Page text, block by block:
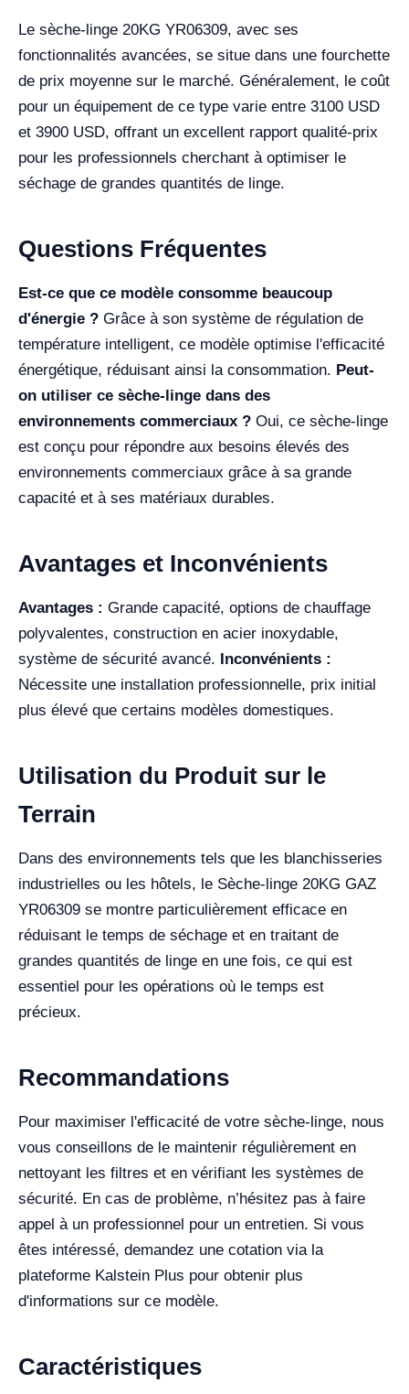
Le sèche-linge 20KG YR06309, avec ses
fonctionnalités avancées, se situe dans une fourchette
de prix moyenne sur le marché. Généralement, le coût
pour un équipement de ce type varie entre 3100 USD
et 3900 USD, offrant un excellent rapport qualité-prix
pour les professionnels cherchant à optimiser le
séchage de grandes quantités de linge.
Questions Fréquentes
Est-ce que ce modèle consomme beaucoup
d'énergie ? Grâce à son système de régulation de
température intelligent, ce modèle optimise l'efficacité
énergétique, réduisant ainsi la consommation. Peut-
on utiliser ce sèche-linge dans des
environnements commerciaux ? Oui, ce sèche-linge
est conçu pour répondre aux besoins élevés des
environnements commerciaux grâce à sa grande
capacité et à ses matériaux durables.
Avantages et Inconvénients
Avantages : Grande capacité, options de chauffage
polyvalentes, construction en acier inoxydable,
système de sécurité avancé. Inconvénients :
Nécessite une installation professionnelle, prix initial
plus élevé que certains modèles domestiques.
Utilisation du Produit sur le
Terrain
Dans des environnements tels que les blanchisseries
industrielles ou les hôtels, le Sèche-linge 20KG GAZ
YR06309 se montre particulièrement efficace en
réduisant le temps de séchage et en traitant de
grandes quantités de linge en une fois, ce qui est
essentiel pour les opérations où le temps est
précieux.
Recommandations
Pour maximiser l'efficacité de votre sèche-linge, nous
vous conseillons de le maintenir régulièrement en
nettoyant les filtres et en vérifiant les systèmes de
sécurité. En cas de problème, n’hésitez pas à faire
appel à un professionnel pour un entretien. Si vous
êtes intéressé, demandez une cotation via la
plateforme Kalstein Plus pour obtenir plus
d'informations sur ce modèle.
Caractéristiques